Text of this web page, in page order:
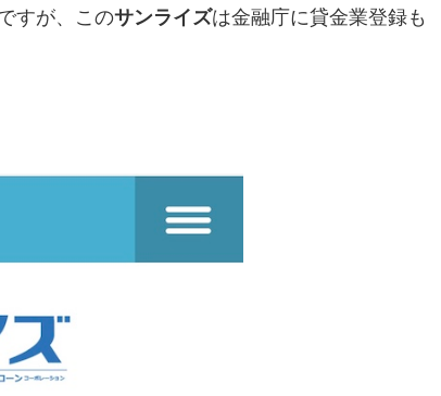
すが、このサンライズは金融庁に貸金業登録も